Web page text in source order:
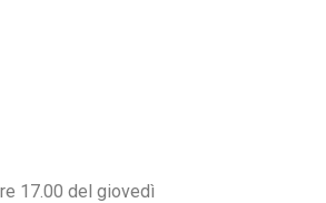
17.00 del giovedì